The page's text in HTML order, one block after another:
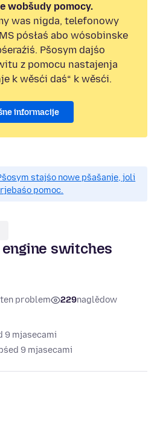
wobšudy pomocy.
was nigda, telefonowy
pósłaś abo wósobinske
Pšosym dajśo
z pomocu nastajenja
k wěsći daś“ k wěsći.
informacije
stajśo nowe pšašanje, joli
pomoc.
switches
problem 229naglědow
9 mjasecami
9 mjasecami